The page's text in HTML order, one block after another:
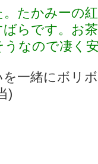
たかみーの
らです。お
なので凄く
一緒にボリ
)